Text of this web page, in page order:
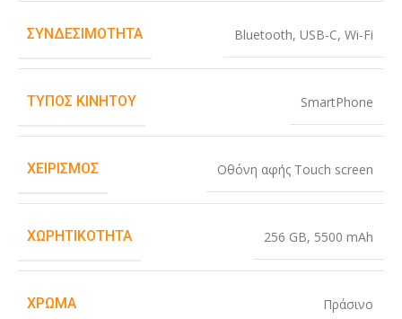
ΣΥΝΔΕΣΙΜΌΤΗΤΑ Bluetooth, USB-C, Wi-Fi
ΤΎΠΟΣ ΚΙΝΗΤΟΎ SmartPhone
ΧΕΙΡΙΣΜΌΣ Οθόνη αφής Touch screen
ΧΩΡΗΤΙΚΌΤΗΤΑ 256 GB, 5500 mAh
ΧΡΏΜΑ Πράσινο